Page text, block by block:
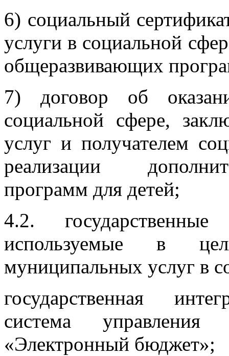
6) социальный
услуги в социальной
общеразвивающих
7) договор об
социальной сфере,
услуг и получателем
реализации
программ для детей;
4.2.
используемые в
муниципальных услуг в
государственная
система управления
«Электронный бюджет»;